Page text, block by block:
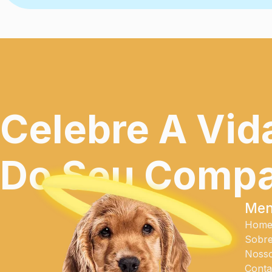
Celebre A
Do Seu